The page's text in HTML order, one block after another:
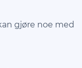
gjøre noe med